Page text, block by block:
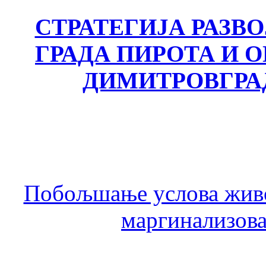
СТРАТЕГИЈА
ГРАДА ПИРОТА И
Побољшање услова